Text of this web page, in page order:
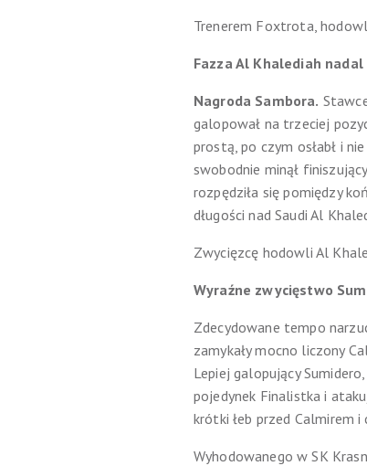
Trenerem Foxtrota,
Fazza Al Khalediah
Nagroda Sambora.
galopował na trzeciej
prostą, po czym osłabł i
swobodnie minął
rozpędziła się pomiędzy
długości nad Saudi Al
Zwycięzcę hodowli Al
Wyraźne zwycięstwo
Zdecydowane tempo
zamykały mocno liczony
Lepiej galopujący
pojedynek Finalistka i
krótki łeb przed Calmirem
Wyhodowanego w SK